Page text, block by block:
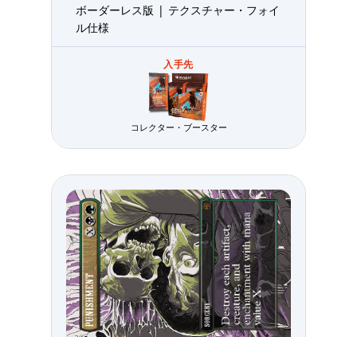
ボーダーレス版 | テクスチャー・フォイ
ル仕様
入手先
コレクター・ブースター